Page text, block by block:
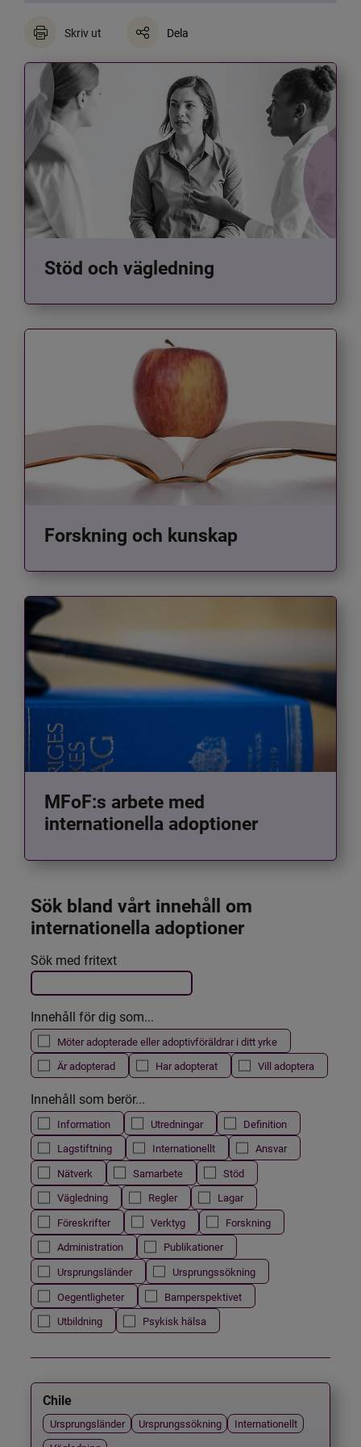
Skriv ut Dela
Stöd och vägledning
Forskning och kunskap
MFoF:s arbete med
internationella adoptioner
Sök bland vårt innehåll om
internationella adoptioner
Filtrera resultatet
Det här formuläret postas automatiskt
Sök med fritext
Innehåll för dig som...
Möter adopterade eller adoptivföräldrar i ditt yrke
Är adopterad
Har adopterat Vill adoptera
Innehåll som berör...
Information Utredningar
Definition
Lagstiftning
Internationellt
Ansvar
Nätverk
Samarbete
Stöd
Vägledning
Regler
Lagar
Föreskrifter
Verktyg
Forskning
Administration
Publikationer
Ursprungsländer
Ursprungssökning
Oegentligheter
Barnperspektivet
Utbildning
Psykisk hälsa
Chile
Ursprungsländer Ursprungssökning
Internationellt